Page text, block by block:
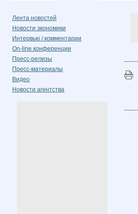
Лента новостей
Новости экономики
Интервью / комментарии
On-line конференции
Пресс-релизы
Пресс-материалы
Видео
Новости агентства